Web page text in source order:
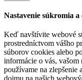
Nastavenie súkromia a
Keď navštívite webové
prostredníctvom vášho
súborov cookies alebo
informácie o vás, vašom
používame na zlepšenie